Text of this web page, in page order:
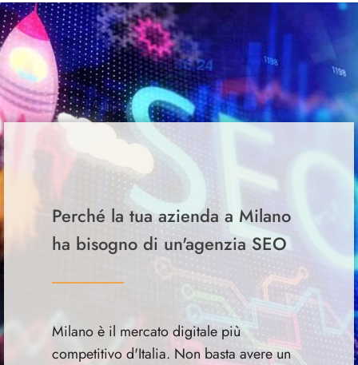
Perché la tua azienda a Milano
ha bisogno di un'agenzia SEO
Milano è il mercato digitale più
competitivo d'Italia. Non basta avere un